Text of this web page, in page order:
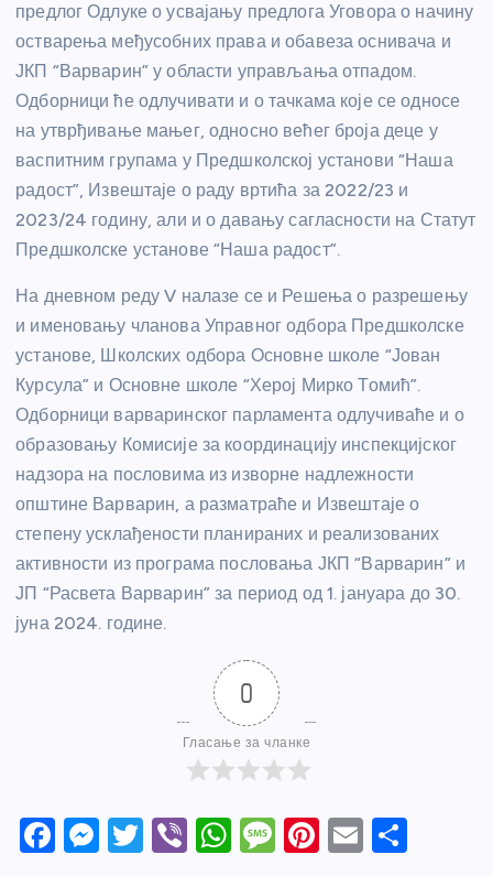
предлог Одлуке о усвајању предлога Уговора о начину
остварења међусобних права и обавеза оснивача и
ЈКП “Варварин” у области управљања отпадом.
Одборници ће одлучивати и о тачкама које се односе
на утврђивање мањег, односно већег броја деце у
васпитним групама у Предшколској установи “Наша
радост”, Извештаје о раду вртића за 2022/23 и
2023/24 годину, али и о давању сагласности на Статут
Предшколске установе “Наша радост”.
На дневном реду V налазе се и Решења о разрешењу
и именовању чланова Управног одбора Предшколске
установе, Школских одбора Основне школе “Јован
Курсула” и Основне школе “Херој Мирко Томић”.
Одборници варваринског парламента одлучиваће и о
образовању Комисије за координацију инспекцијског
надзора на пословима из изворне надлежности
општине Варварин, а разматраће и Извештаје о
степену усклађености планираних и реализованих
активности из програма пословања ЈКП “Варварин” и
ЈП “Расвета Варварин” за период од 1. јануара до 30.
јуна 2024. године.
0
Гласање за чланке
F
M T
Vi W M Pi E